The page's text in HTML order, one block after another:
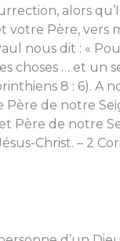
alors
votre Père, vers
nous dit : «
choses … et un
8 : 6). A
Père de notre
Père de notre
Christ. – 2